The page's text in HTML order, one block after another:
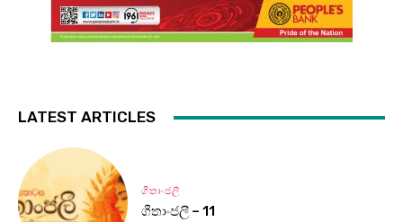
LATEST ARTICLES
ගීතාංජලී
ගීතාංජලී – 11